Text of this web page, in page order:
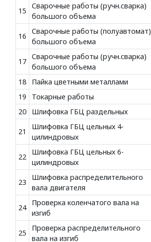
15
Сварочные работы (ручн.сварка)
большого объема
16
Сварочные работы (полуавтомат)
большого объема
17
Сварочные работы (ручн.сварка)
большого объема
18 Пайка цветными металлами
19
Токарные работы
20
Шлифовка ГБЦ раздельных
21
Шлифовка ГБЦ цельных 4-
цилиндровых
22
Шлифовка ГБЦ цельных 6-
цилиндровых
23
Шлифовка распределительного
вала двигателя
24
Проверка коленчатого вала на
изгиб
25
Проверка распределительного
вала на изгиб